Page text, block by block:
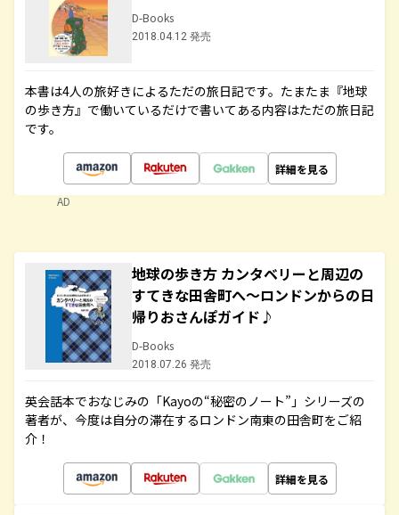
D-Books
2018.04.12 発売
本書は4人の旅好きによるただの旅日記です。たまたま『地球
の歩き方』で働いているだけで書いてある内容はただの旅日記
です。
詳細を見る
AD
地球の歩き方 カンタベリーと周辺の
すてきな田舎町へ～ロンドンからの日
帰りおさんぽガイド♪
D-Books
2018.07.26 発売
英会話本でおなじみの「Kayoの“秘密のノート”」シリーズの
著者が、今度は自分の滞在するロンドン南東の田舎町をご紹
介！
詳細を見る